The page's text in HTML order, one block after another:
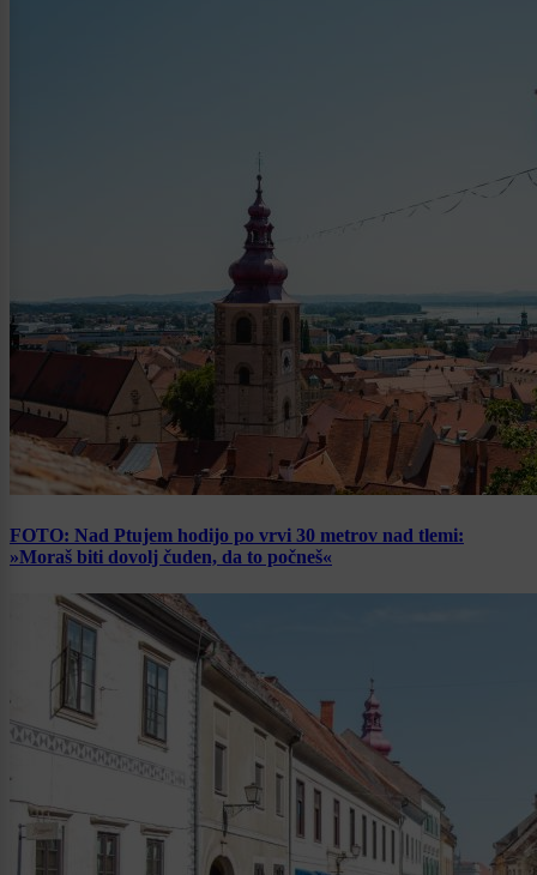
FOTO: Nad Ptujem hodijo po vrvi 30 metrov nad tlemi:
»Moraš biti dovolj čuden, da to počneš«